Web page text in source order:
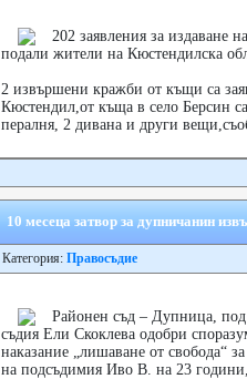
202 заявления за издаване
подали жители на Кюстендилска
2 извършени кражби от къщи са
Кюстендил,от къща в село Берсин
пералня, 2 дивана и други
10 месеца затвор за дупничанин
Категория: Правосъдие
Районен съд – Дупница, под
съдия Ели Скоклева одобри
наказание „лишаване от свобода“
на подсъдимия Иво В. на 23